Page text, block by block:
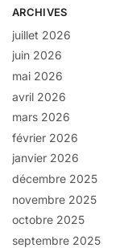
ARCHIVES
juillet 2026
juin 2026
mai 2026
avril 2026
mars 2026
février 2026
janvier 2026
décembre 2025
novembre 2025
octobre 2025
septembre 2025